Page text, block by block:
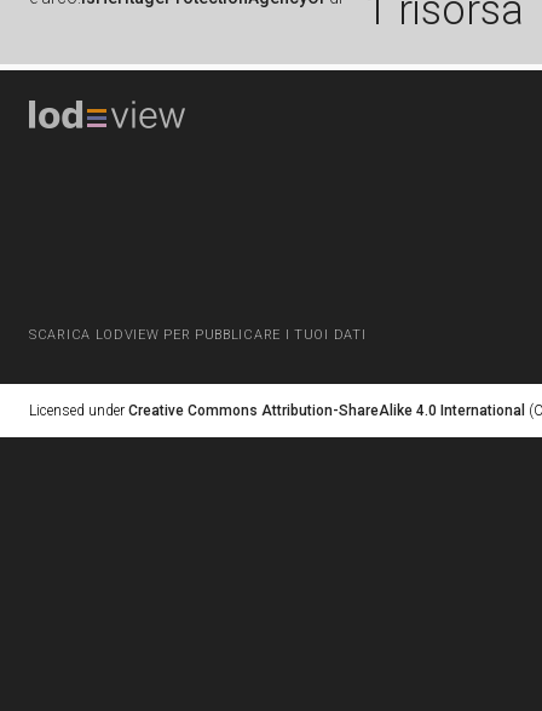
1 risorsa
SCARICA LODVIEW PER PUBBLICARE I TUOI DATI
Licensed under Creative Commons Attribution-ShareAlike 4.0 International